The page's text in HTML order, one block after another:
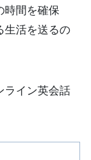
時間を確保
生活を送るの
ライン英会話